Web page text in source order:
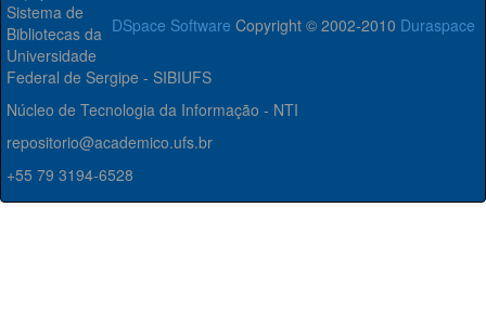
DSpace Software Copyright © 2002-2010 Duraspace
Sistema de
Bibliotecas da
Universidade
Federal de Sergipe - SIBIUFS
Núcleo de Tecnologia da Informação - NTI
repositorio@academico.ufs.br
+55 79 3194-6528